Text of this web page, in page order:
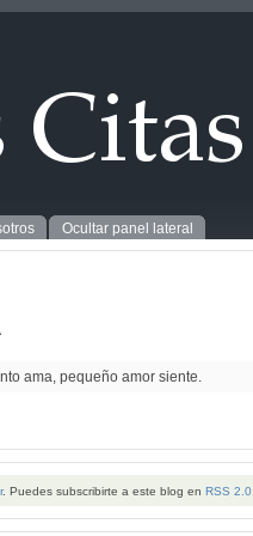
Ocultar panel lateral
ama, pequeño amor siente.
. Puedes subscribirte a este blog en RSS 2.0